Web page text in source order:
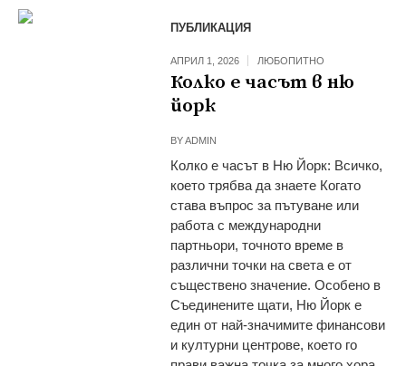
ПУБЛИКАЦИЯ
АПРИЛ 1, 2026 ЛЮБОПИТНО
Колко е часът в ню
йорк
BYADMIN
Колко е часът в Ню Йорк: Всичко,
което трябва да знаете Когато
става въпрос за пътуване или
работа с международни
партньори, точното време в
различни точки на света е от
съществено значение. Особено в
Съединените щати, Ню Йорк е
един от най-значимите финансови
и културни центрове, което го